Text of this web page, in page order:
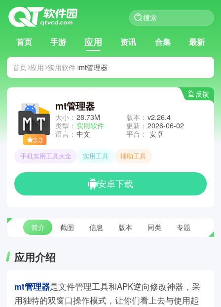
首页 手游 应用 资讯 合集 最新
首页 应用 实用软件 mt管理器
反馈
3.3
mt管理器
大小： 28.73M
类型： 实用软件
语言： 中文
版本： v2.26.4
更新： 2026-06-02
平台： 安卓
手机实用工具大全 实用工具 辅助工具
安卓下载
简介 截图 信息 版本 同类 专题
应用介绍
mt管理器是文件管理工具和APK逆向修改神器，采
用独特的双窗口操作模式，让你们看上去与使用起